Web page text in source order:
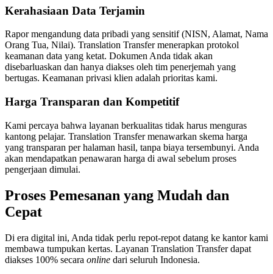
Kerahasiaan Data Terjamin
Rapor mengandung data pribadi yang sensitif (NISN, Alamat, Nama
Orang Tua, Nilai). Translation Transfer menerapkan protokol
keamanan data yang ketat. Dokumen Anda tidak akan
disebarluaskan dan hanya diakses oleh tim penerjemah yang
bertugas. Keamanan privasi klien adalah prioritas kami.
Harga Transparan dan Kompetitif
Kami percaya bahwa layanan berkualitas tidak harus menguras
kantong pelajar. Translation Transfer menawarkan skema harga
yang transparan per halaman hasil, tanpa biaya tersembunyi. Anda
akan mendapatkan penawaran harga di awal sebelum proses
pengerjaan dimulai.
Proses Pemesanan yang Mudah dan
Cepat
Di era digital ini, Anda tidak perlu repot-repot datang ke kantor kami
membawa tumpukan kertas. Layanan Translation Transfer dapat
diakses 100% secara online dari seluruh Indonesia.